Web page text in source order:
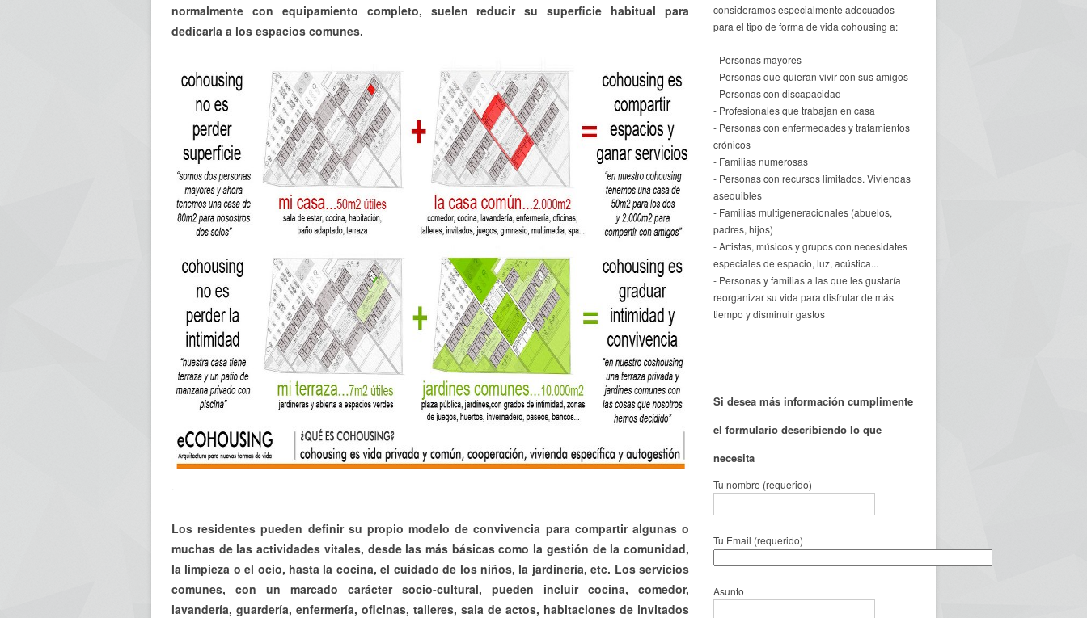
normalmente con equipamiento completo, suelen reducir su superficie habitual para
dedicarla a los espacios comunes.
Los residentes pueden definir su propio modelo de convivencia para compartir algunas o
muchas de las actividades vitales, desde las más básicas como la gestión de la comunidad,
la limpieza o el ocio, hasta la cocina, el cuidado de los niños, la jardinería, etc. Los servicios
comunes, con un marcado carácter socio-cultural, pueden incluir cocina, comedor,
lavandería, guardería, enfermería, oficinas, talleres, sala de actos, habitaciones de invitados
consideramos especialmente adecuados
para el tipo de forma de vida cohousing a:
- Personas mayores
- Personas que quieran vivir con sus amigos
- Personas con discapacidad
- Profesionales que trabajan en casa
- Personas con enfermedades y tratamientos
crónicos
- Familias numerosas
- Personas con recursos limitados. Viviendas
asequibles
- Familias multigeneracionales (abuelos,
padres, hijos)
- Artistas, músicos y grupos con necesidates
especiales de espacio, luz, acústica...
- Personas y familias a las que les gustaría
reorganizar su vida para disfrutar de más
tiempo y disminuir gastos
Si desea más información cumplimente
el formulario describiendo lo que
necesita
Tu nombre (requerido)
Tu Email (requerido)
Asunto